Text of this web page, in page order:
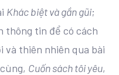
Khác biệt và gần gũi;
thông tin để có cách
và thiên nhiên qua bài
Cuốn sách tôi yêu,